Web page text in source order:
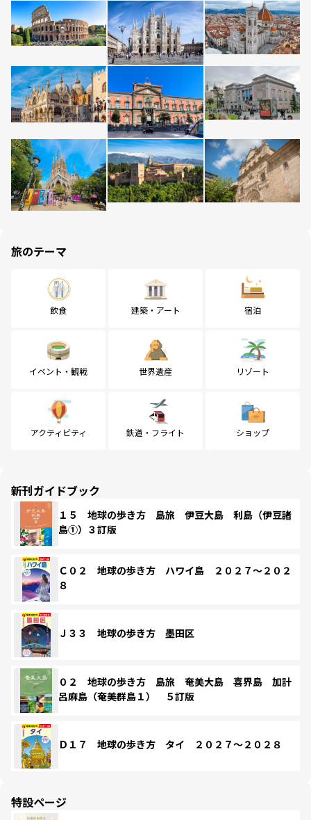
旅のテーマ
飲食 建築・アート 宿泊
イベント・観戦 世界遺産 リゾート
アクティビティ 鉄道・フライト ショップ
新刊ガイドブック
１５ 地球の歩き方 島旅 伊豆大島 利島（伊豆諸
島①）３訂版
Ｃ０２ 地球の歩き方 ハワイ島 ２０２７～２０２
８
Ｊ３３ 地球の歩き方 墨田区
０２ 地球の歩き方 島旅 奄美大島 喜界島 加計
呂麻島（奄美群島１） ５訂版
Ｄ１７ 地球の歩き方 タイ ２０２７～２０２８
特設ページ